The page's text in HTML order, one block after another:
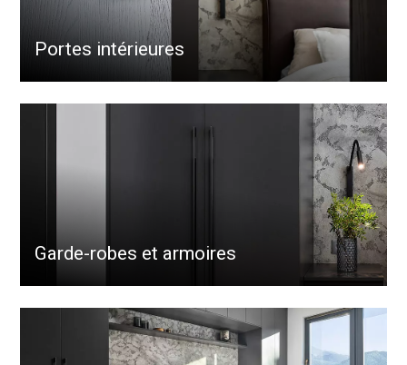
Portes intérieures
Garde-robes et armoires